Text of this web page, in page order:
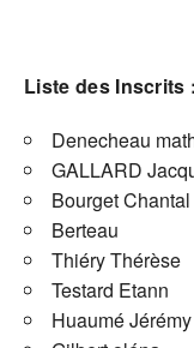
Liste des Inscrits :
Denecheau
GALLARD
Bourget
Berteau
Thiéry Thérèse
Testard Etann
Huaumé Jérémy